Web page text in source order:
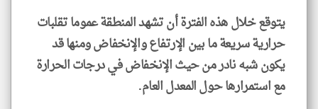
يتوقع خلال هذه الفترة أن تشهد المنطقة عموما تقلبات
حرارية سريعة ما بين الإرتفاع والإنخفاض ومنها قد
يكون شبه نادر من حيث الإنخفاض في درجات الحرارة
مع استمرارها حول المعدل العام.